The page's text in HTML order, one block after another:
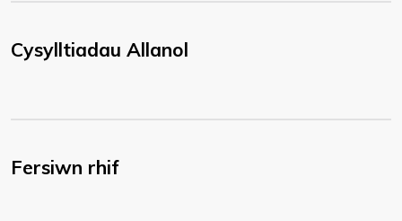
Cysylltiadau Allanol
Fersiwn rhif